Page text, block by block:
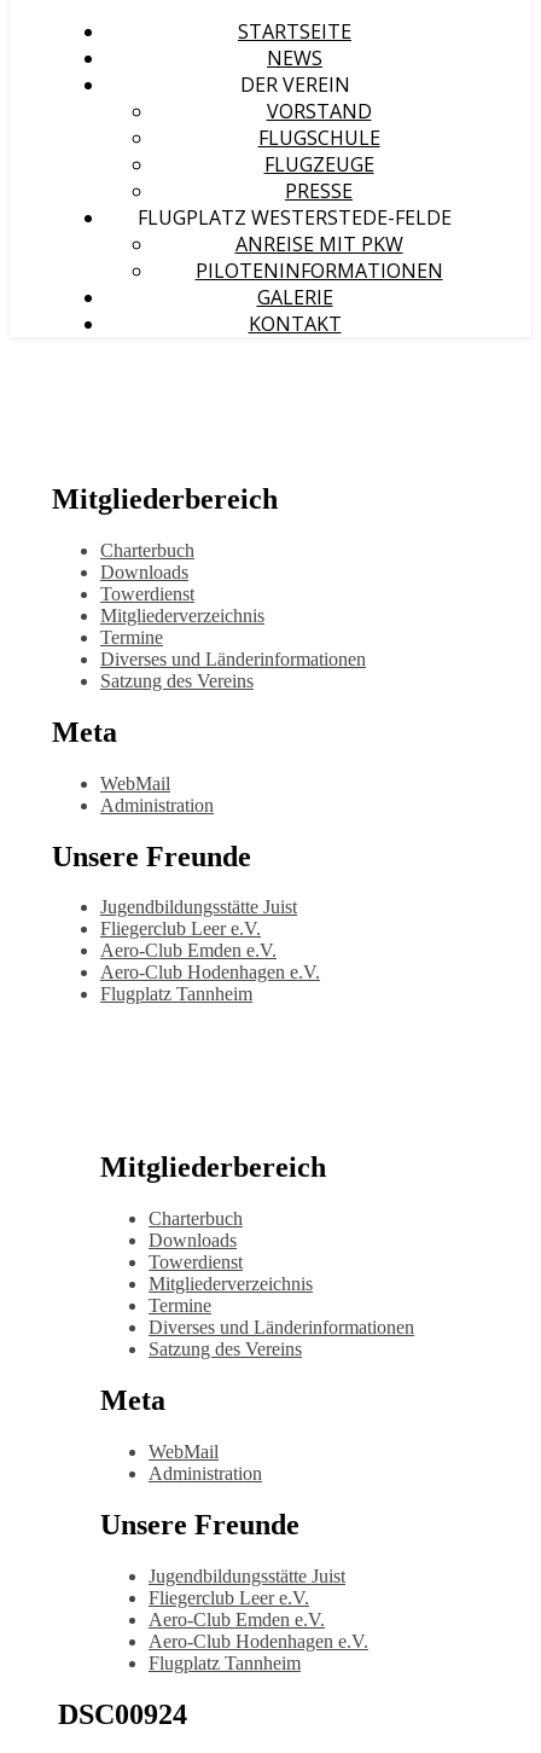
STARTSEITE
NEWS
DER VEREIN
VORSTAND
FLUGSCHULE
FLUGZEUGE
PRESSE
FLUGPLATZ WESTERSTEDE-FELDE
ANREISE MIT PKW
PILOTENINFORMATIONEN
GALERIE
KONTAKT
Mitgliederbereich
Charterbuch
Downloads
Towerdienst
Mitgliederverzeichnis
Termine
Diverses und Länderinformationen
Satzung des Vereins
Meta
WebMail
Administration
Unsere Freunde
Jugendbildungsstätte Juist
Fliegerclub Leer e.V.
Aero-Club Emden e.V.
Aero-Club Hodenhagen e.V.
Flugplatz Tannheim
Mitgliederbereich
Charterbuch
Downloads
Towerdienst
Mitgliederverzeichnis
Termine
Diverses und Länderinformationen
Satzung des Vereins
Meta
WebMail
Administration
Unsere Freunde
Jugendbildungsstätte Juist
Fliegerclub Leer e.V.
Aero-Club Emden e.V.
Aero-Club Hodenhagen e.V.
Flugplatz Tannheim
DSC00924